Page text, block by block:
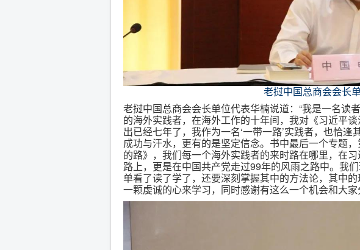
老挝中国总商会会长
老挝中国总商会会长单位代表华楠说道：“我是一名读
的海外实践者，在海外工作的十年间，我对《习近平
出已经七年了，我作为一名‘一带一路’实践者，也恰
成功与汗水，更有的是坚定信念。书中最后一个专题
的路》，我们每一个海外实践者的来时路在哪里，在
路上，更是在中国共产党走过99年的风雨之路中。我
单看了读了学了，还要深刻掌握其中的方法论，其中
一颗虔诚的心来学习，同时感谢有这么一个机会和大